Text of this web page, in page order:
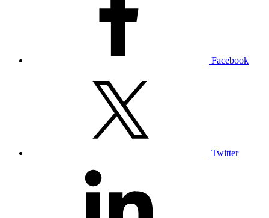
Facebook
Twitter